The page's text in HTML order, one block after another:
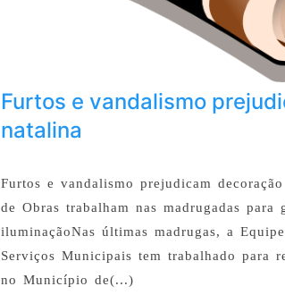
Furtos e vandalismo
natalina
Furtos e vandalismo prejudicam
de Obras trabalham nas madrugadas para
iluminaçãoNas últimas madrugas, a
Serviços Municipais tem trabalhado para
no Município de(...)